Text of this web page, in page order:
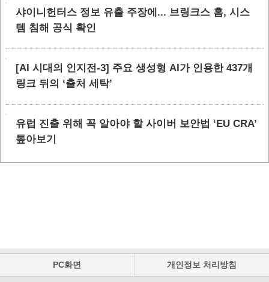
샤이니헌터스 정보 유출 주장에... 브링크스 홈, 시스
템 침해 공식 확인
[AI 시대의 인지전-3] 주요 생성형 AI가 인용한 437개
링크 뒤의 ‘출처 세탁’
유럽 진출 위해 꼭 알아야 할 사이버 보안법 ‘EU CRA’
톺아보기
PC화면 개인정보 처리방침